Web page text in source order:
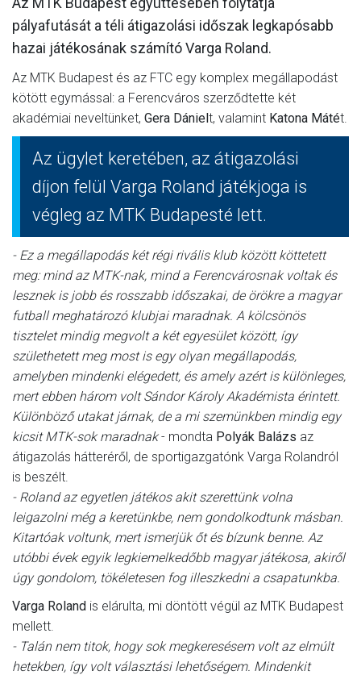
GALÉRIA
SZURKOLÓI ÉLMÉNYEK
pályafutását a téli átigazolási időszak legkapósabb
hazai játékosának számító Varga Roland.
Az MTK Budapest és az FTC egy komplex megállapodást
kötött egymással: a Ferencváros szerződtette két
akadémiai neveltünket, Gera Dánielt, valamint Katona Mátét.
Az ügylet keretében, az átigazolási
díjon felül Varga Roland játékjoga is
végleg az MTK Budapesté lett.
- Ez a megállapodás két régi rivális klub között köttetett
meg: mind az MTK-nak, mind a Ferencvárosnak voltak és
lesznek is jobb és rosszabb időszakai, de örökre a magyar
futball meghatározó klubjai maradnak. A kölcsönös
tisztelet mindig megvolt a két egyesület között, így
születhetett meg most is egy olyan megállapodás,
amelyben mindenki elégedett, és amely azért is különleges,
mert ebben három volt Sándor Károly Akadémista érintett.
Különböző utakat járnak, de a mi szemünkben mindig egy
kicsit MTK-sok maradnak- mondta Polyák Balázs az
átigazolás hátteréről, de sportigazgatónk Varga Rolandról
is beszélt.
- Roland az egyetlen játékos akit szerettünk volna
leigazolni még a keretünkbe, nem gondolkodtunk másban.
Kitartóak voltunk, mert ismerjük őt és bízunk benne. Az
utóbbi évek egyik legkiemelkedőbb magyar játékosa, akiről
úgy gondolom, tökéletesen fog illeszkedni a csapatunkba.
Varga Roland is elárulta, mi döntött végül az MTK Budapest
mellett.
- Talán nem titok, hogy sok megkeresésem volt az elmúlt
hetekben, így volt választási lehetőségem. Mindenkit